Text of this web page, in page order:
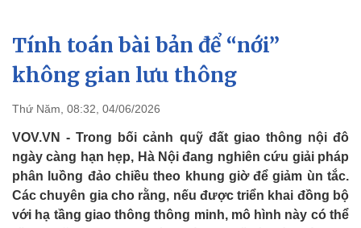
Chính trị
Đảng
Tổ chức nhân sự
Nhận diện sự thật
Xã hội
Tin 24h
Dự báo thời tiết
Việc làm
Biển đảo
Tính toán bài bản để “nới”
không gian lưu thông
Thứ Năm, 08:32, 04/06/2026
VOV.VN - Trong bối cảnh quỹ đất giao thông nội đô
ngày càng hạn hẹp, Hà Nội đang nghiên cứu giải pháp
phân luồng đảo chiều theo khung giờ để giảm ùn tắc.
Các chuyên gia cho rằng, nếu được triển khai đồng bộ
với hạ tầng giao thông thông minh, mô hình này có thể